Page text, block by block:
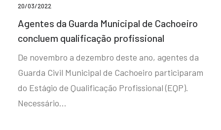
20/03/2022
Agentes da Guarda Municipal de Cachoeiro
concluem qualificação profissional
De novembro a dezembro deste ano, agentes da
Guarda Civil Municipal de Cachoeiro participaram
do Estágio de Qualificação Profissional (EQP).
Necessário…